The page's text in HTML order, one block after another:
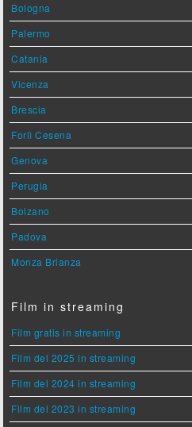
Bologna
Palermo
Catania
Vicenza
Brescia
Forlì Cesena
Genova
Perugia
Bolzano
Padova
Monza Brianza
Film in streaming
Film gratis in streaming
Film del 2025 in streaming
Film del 2024 in streaming
Film del 2023 in streaming